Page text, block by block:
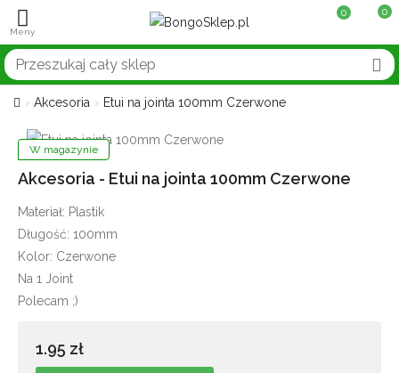
0 0
Akcesoria Etui na jointa 100mm Czerwone
W magazynie
Akcesoria - Etui na jointa 100mm Czerwone
Materiał: Plastik
Długość: 100mm
Kolor: Czerwone
Na 1 Joint
Polecam ;)
1.95 zł